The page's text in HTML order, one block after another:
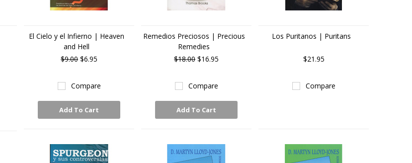
El Cielo y el Infierno | Heaven
and Hell
$9.00$6.95
Compare
Add To Cart
Remedios Preciosos | Precious
Remedies
$18.00$16.95
Compare
Add To Cart
Los Puritanos | Puritans
$21.95
Compare